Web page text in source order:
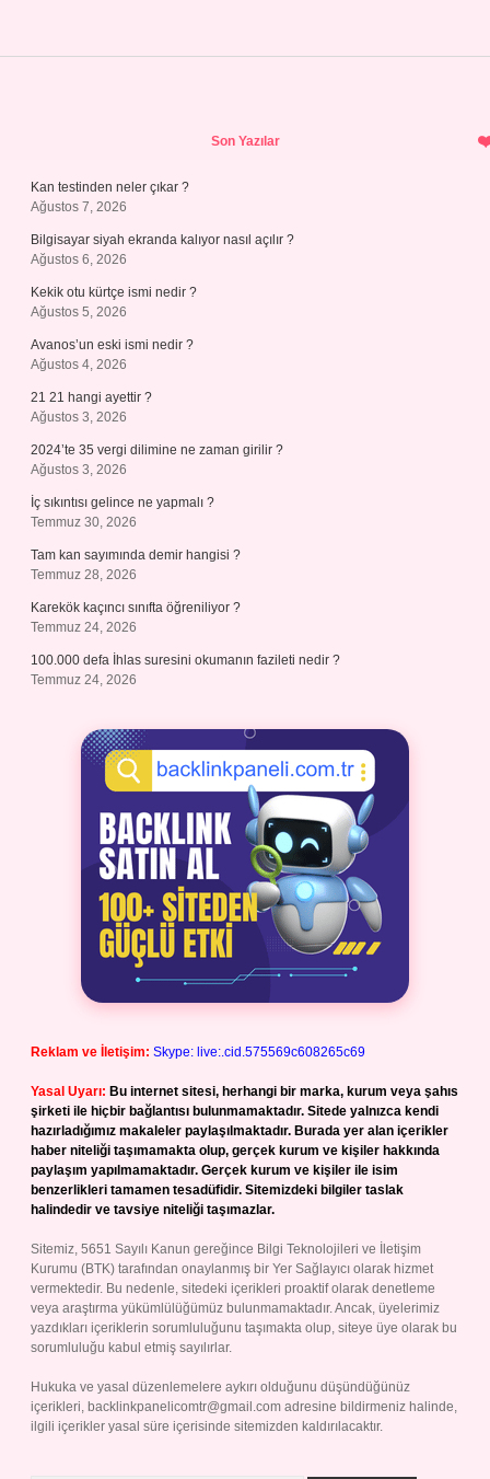
Son Yazılar
Kan testinden neler çıkar ?
Ağustos 7, 2026
Bilgisayar siyah ekranda kalıyor nasıl açılır ?
Ağustos 6, 2026
Kekik otu kürtçe ismi nedir ?
Ağustos 5, 2026
Avanos’un eski ismi nedir ?
Ağustos 4, 2026
21 21 hangi ayettir ?
Ağustos 3, 2026
2024’te 35 vergi dilimine ne zaman girilir ?
Ağustos 3, 2026
İç sıkıntısı gelince ne yapmalı ?
Temmuz 30, 2026
Tam kan sayımında demir hangisi ?
Temmuz 28, 2026
Karekök kaçıncı sınıfta öğreniliyor ?
Temmuz 24, 2026
100.000 defa İhlas suresini okumanın fazileti nedir ?
Temmuz 24, 2026
Reklam ve İletişim: Skype: live:.cid.575569c608265c69
Yasal Uyarı: Bu internet sitesi, herhangi bir marka, kurum veya şahıs
şirketi ile hiçbir bağlantısı bulunmamaktadır. Sitede yalnızca kendi
hazırladığımız makaleler paylaşılmaktadır. Burada yer alan içerikler
haber niteliği taşımamakta olup, gerçek kurum ve kişiler hakkında
paylaşım yapılmamaktadır. Gerçek kurum ve kişiler ile isim
benzerlikleri tamamen tesadüfidir. Sitemizdeki bilgiler taslak
halindedir ve tavsiye niteliği taşımazlar.
Sitemiz, 5651 Sayılı Kanun gereğince Bilgi Teknolojileri ve İletişim
Kurumu (BTK) tarafından onaylanmış bir Yer Sağlayıcı olarak hizmet
vermektedir. Bu nedenle, sitedeki içerikleri proaktif olarak denetleme
veya araştırma yükümlülüğümüz bulunmamaktadır. Ancak, üyelerimiz
yazdıkları içeriklerin sorumluluğunu taşımakta olup, siteye üye olarak bu
sorumluluğu kabul etmiş sayılırlar.
Hukuka ve yasal düzenlemelere aykırı olduğunu düşündüğünüz
içerikleri, backlinkpanelicomtr@gmail.com adresine bildirmeniz halinde,
ilgili içerikler yasal süre içerisinde sitemizden kaldırılacaktır.